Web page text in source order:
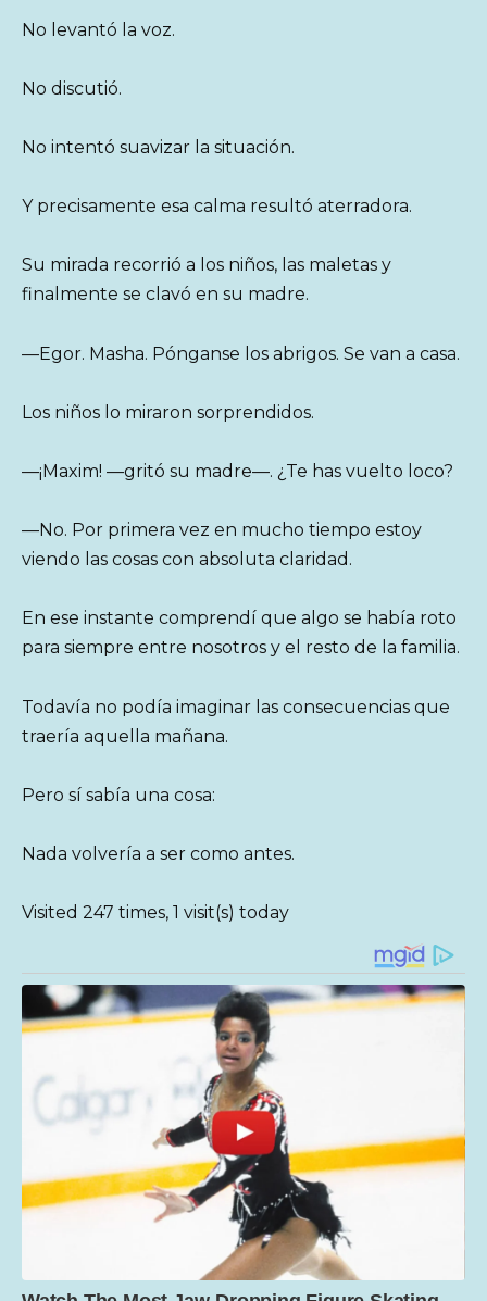
No levantó la voz.
No discutió.
No intentó suavizar la situación.
Y precisamente esa calma resultó aterradora.
Su mirada recorrió a los niños, las maletas y
finalmente se clavó en su madre.
—Egor. Masha. Pónganse los abrigos. Se van a casa.
Los niños lo miraron sorprendidos.
—¡Maxim! —gritó su madre—. ¿Te has vuelto loco?
—No. Por primera vez en mucho tiempo estoy
viendo las cosas con absoluta claridad.
En ese instante comprendí que algo se había roto
para siempre entre nosotros y el resto de la familia.
Todavía no podía imaginar las consecuencias que
traería aquella mañana.
Pero sí sabía una cosa:
Nada volvería a ser como antes.
Visited 247 times, 1 visit(s) today